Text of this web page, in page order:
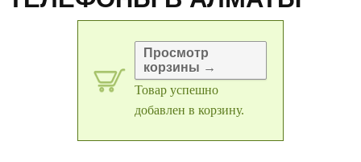
Просмотр
корзины →
Товар успешно
добавлен в корзину.